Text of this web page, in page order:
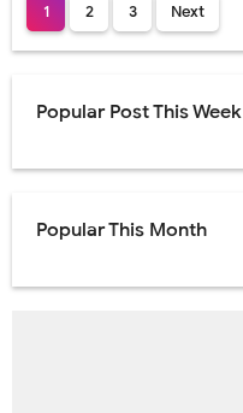
1 2 3 Next
Popular Post This Week
Popular This Month